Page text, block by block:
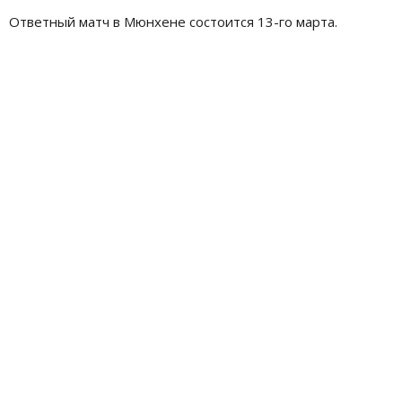
Ответный матч в Мюнхене состоится 13-го марта.